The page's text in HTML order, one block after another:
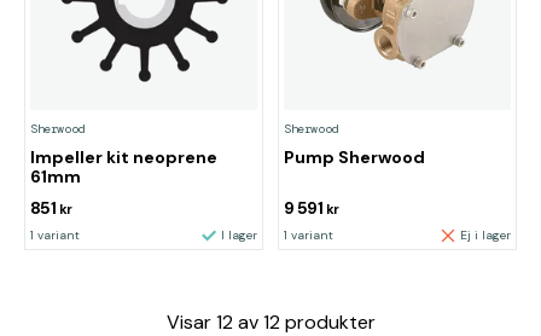
Sherwood
Impeller kit neoprene
61mm
851 kr
1 variant I lager
Sherwood
Pump Sherwood
9 591 kr
1 variant Ej i lager
Visar 12 av 12 produkter